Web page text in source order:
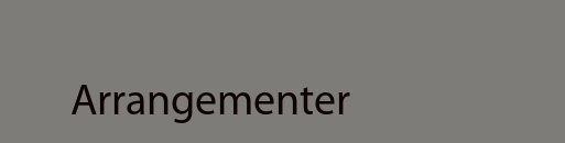
Arrangementer